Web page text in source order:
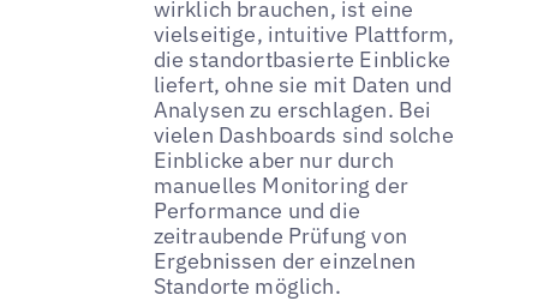
wirklich brauchen, ist eine
vielseitige, intuitive Plattform,
die standortbasierte Einblicke
liefert, ohne sie mit Daten und
Analysen zu erschlagen. Bei
vielen Dashboards sind solche
Einblicke aber nur durch
manuelles Monitoring der
Performance und die
zeitraubende Prüfung von
Ergebnissen der einzelnen
Standorte möglich.